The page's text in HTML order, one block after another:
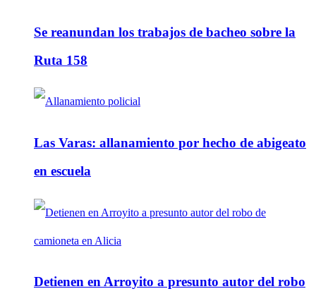
Se reanundan los trabajos de bacheo sobre la
Ruta 158
Las Varas: allanamiento por hecho de abigeato
en escuela
Detienen en Arroyito a presunto autor del robo